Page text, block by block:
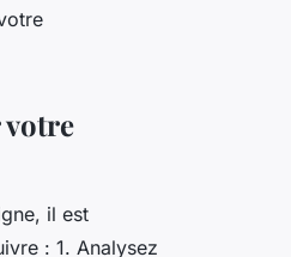
il est
: 1. Analysez